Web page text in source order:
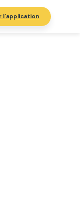
l'application